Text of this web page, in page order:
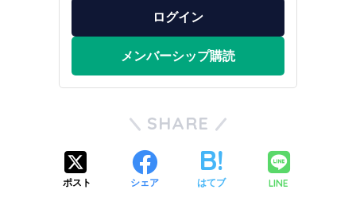
ログイン
メンバーシップ購読
SHARE
ポスト シェア はてブ LINE